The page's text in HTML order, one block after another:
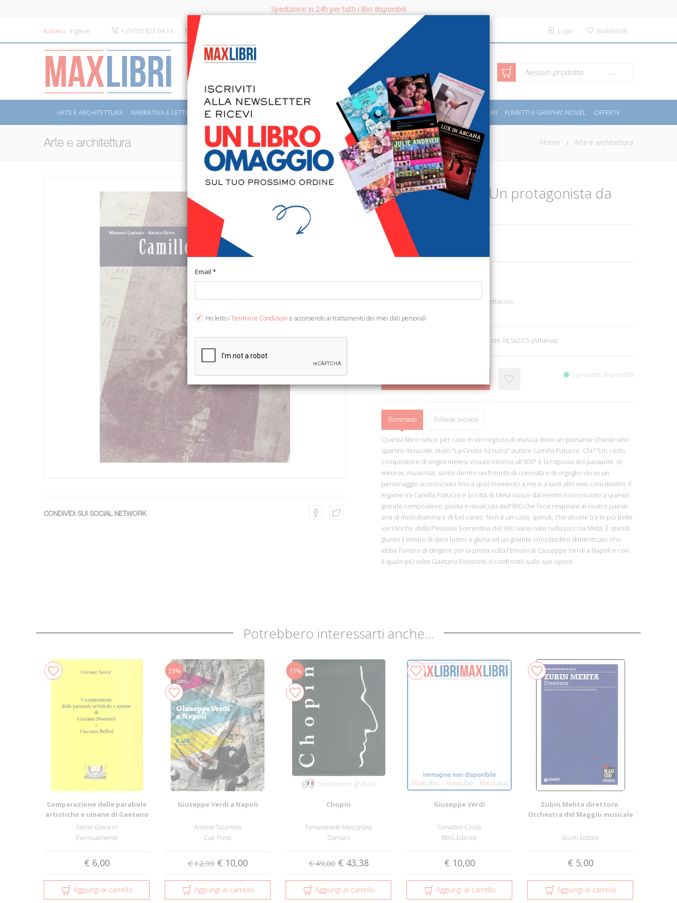
Spedizione in 24h per tutti i libri disponibili
Italiano Inglese +39 055 822.94.14 info@maxlibri.it Login Wishlist(0)
CERCA Ricerca avanzata Nessun prodotto
ARTE E ARCHITETTURA NARRATIVA E LETTERATURA SAGGISTICA LIBRI PER BAMBINI E RAGAZZI MANUALI - GUIDE - CORSI SPORT E MOTORI FUMETTI E GRAPHIC NOVEL OFFERTE
Arte e architettura Home Arte e architettura
CONDIVIDI SUI SOCIAL NETWORK
Camillo Paturzo. Un protagonista da
ritrovare
€ 10,00
Categoria: Cinema, Musica, TV, Spettacolo
Monghidoro, 2014; br., pp. 40, ill. b/n, cm 16,5x23,5. (Athena).
2 prodotti disponibili
Sommario Scheda tecnica
Questa libro nasce per caso in un negozio di musica dove un passante chiede uno
spartito musicale, titolo "La Grotta Azzurra" autore Camillo Paturzo. Chi? "Un certo
compositore di origini metesi vissuto intorno all'800" è la risposta del passante. Io,
metese, musicista, sento dentro un fremito di curiosità e di orgoglio verso un
personaggio sconosciuto fino a quel momento a me e a tanti altri miei concittadini. Il
legame tra Camillo Paturzo e la città di Meta nasce dal merito riconosciuto a questo
grande compositore, poeta e musicista dell'800 che fece respirare al nostro paese
aria di melodramma e di bel canto. Non è un caso, quindi, che alcune tra le più belle
voci liriche della Penisola Sorrentina del 900 siano nate nella piccola Meta. È quindi
giunto il tempo di dare lustro e gloria ad un grande concittadino dimenticato che
ebbe l'onore di dirigere per la prima volta l'Ernani di Giuseppe Verdi a Napoli e con
il quale più volte Gaetano Donizetti si confrontò sulle sue opere.
Potrebbero interessarti anche...
Comparazione delle parabole
artistiche e umane di Gaetano
Donizet...
Tavcar Giovanni
Eventualmente
€ 6,00
Aggiungi al carrello
23%
Giuseppe Verdi a Napoli
Antonio Tarantino
Cue Press
€ 12,99 € 10,00
Aggiungi al carrello
11%
Spedizione gratuita
Chopin
Tomaszewski Mieczyslaw
Damiani
€ 49,00 € 43,38
Aggiungi al carrello
Giuseppe Verdi
Dimatteo Cinzia
BMG Editrice
€ 10,00
Aggiungi al carrello
Zubin Mehta direttore.
Orchestra del Maggio musicale
Giunti Editore
€ 5,00
Aggiungi al carrello
Email *
Ho letto i Termini e Condizioni e acconsendo al trattamento dei miei dati personali